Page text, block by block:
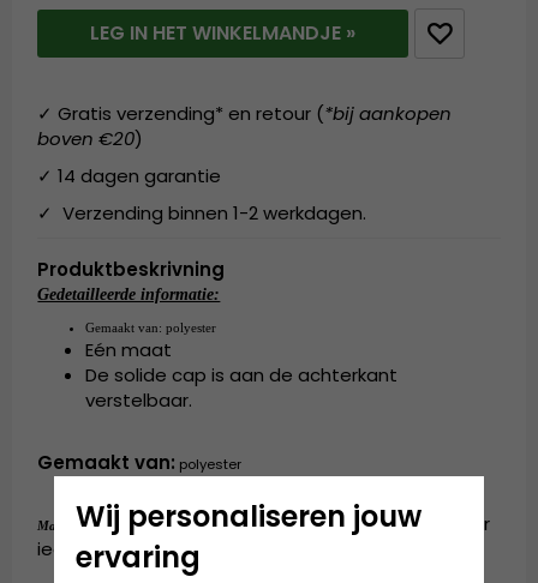
LEG IN HET WINKELMANDJE »
✓ Gratis verzending* en retour (*bij aankopen
boven €20)
✓ 14 dagen garantie
✓ Verzending binnen 1-2 werkdagen.
Produktbeskrivning
Gedetailleerde informatie:
Gemaakt van: polyester
Eén maat
De solide cap is aan de achterkant
verstelbaar.
Gemaakt van: polyester
Maattabel: de cap is verkrijgbaar in één maat, die door
iedereen gedragen kan worden
Wij personaliseren jouw
ervaring